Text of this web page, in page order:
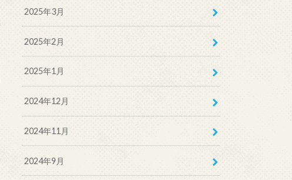
2025年3月
2025年2月
2025年1月
2024年12月
2024年11月
2024年9月